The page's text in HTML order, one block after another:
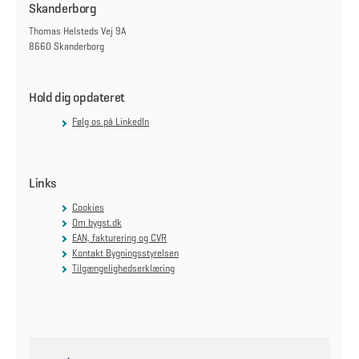
Skanderborg
Thomas Helsteds Vej 9A
8660 Skanderborg
Hold dig opdateret
Følg os på LinkedIn
Links
Cookies
Om bygst.dk
EAN, fakturering og CVR
Kontakt Bygningsstyrelsen
Tilgængelighedserklæring